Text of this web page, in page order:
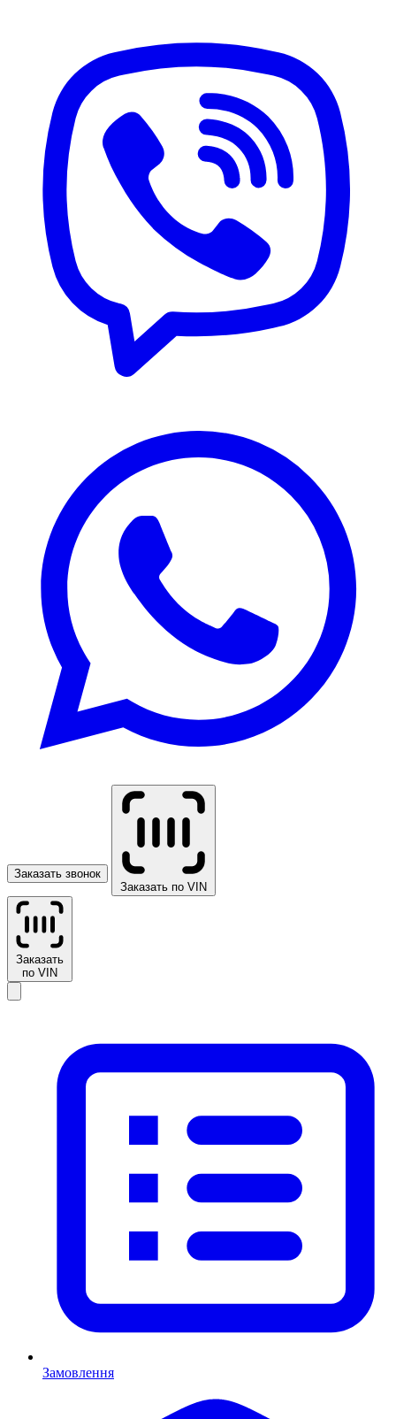
Заказать звонок
Заказать по VIN
Заказать
по VIN
Замовлення